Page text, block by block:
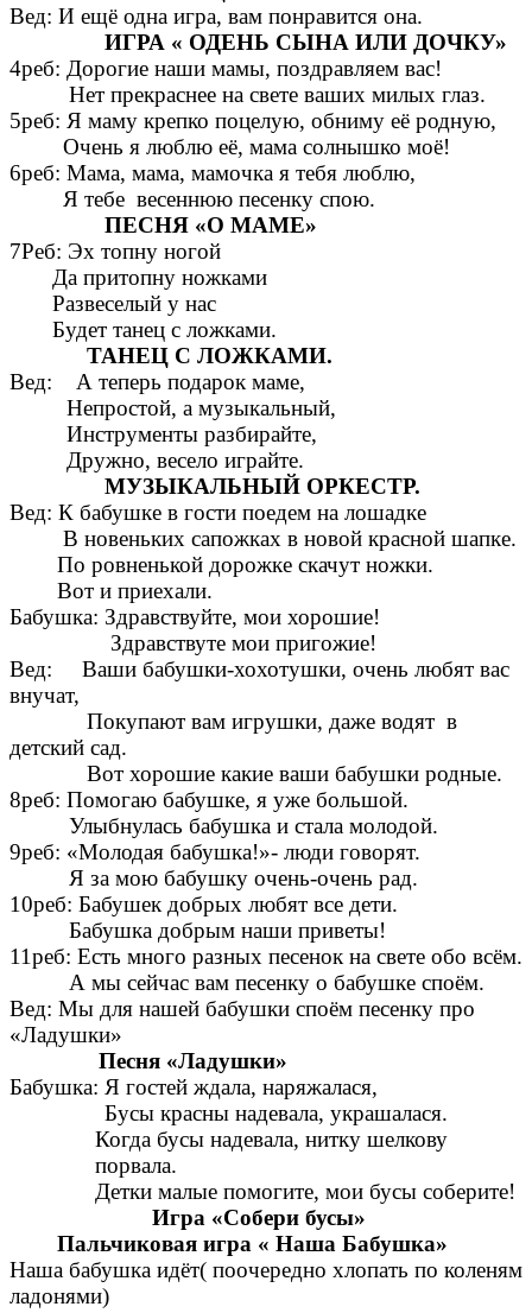
Вед: И ещё одна игра, вам понравится она.
ИГРА « ОДЕНЬ СЫНА ИЛИ ДОЧКУ»
4реб: Дорогие наши мамы, поздравляем вас!
Нет прекраснее на свете ваших милых глаз.
5реб: Я маму крепко поцелую, обниму её родную,
Очень я люблю её, мама солнышко моё!
6реб: Мама, мама, мамочка я тебя люблю,
Я тебе весеннюю песенку спою.
ПЕСНЯ «О МАМЕ»
7Реб: Эх топну ногой
Да притопну ножками
Развеселый у нас
Будет танец с ложками.
ТАНЕЦ С ЛОЖКАМИ.
Вед: А теперь подарок маме,
Непростой, а музыкальный,
Инструменты разбирайте,
Дружно, весело играйте.
МУЗЫКАЛЬНЫЙ ОРКЕСТР.
Вед: К бабушке в гости поедем на лошадке
В новеньких сапожках в новой красной шапке.
По ровненькой дорожке скачут ножки.
Вот и приехали.
Бабушка: Здравствуйте, мои хорошие!
Здравствуте мои пригожие!
Вед: Ваши бабушки-хохотушки, очень любят вас
внучат,
Покупают вам игрушки, даже водят в
детский сад.
Вот хорошие какие ваши бабушки родные.
8реб: Помогаю бабушке, я уже большой.
Улыбнулась бабушка и стала молодой.
9реб: «Молодая бабушка!»- люди говорят.
Я за мою бабушку очень-очень рад.
10реб: Бабушек добрых любят все дети.
Бабушка добрым наши приветы!
11реб: Есть много разных песенок на свете обо всём.
А мы сейчас вам песенку о бабушке споём.
Вед: Мы для нашей бабушки споём песенку про
«Ладушки»
Песня «Ладушки»
Бабушка: Я гостей ждала, наряжалася,
Бусы красны надевала, украшалася.
Когда бусы надевала, нитку шелкову
порвала.
Детки малые помогите, мои бусы соберите!
Игра «Собери бусы»
Пальчиковая игра « Наша Бабушка»
Наша бабушка идёт( поочередно хлопать по коленям
ладонями)